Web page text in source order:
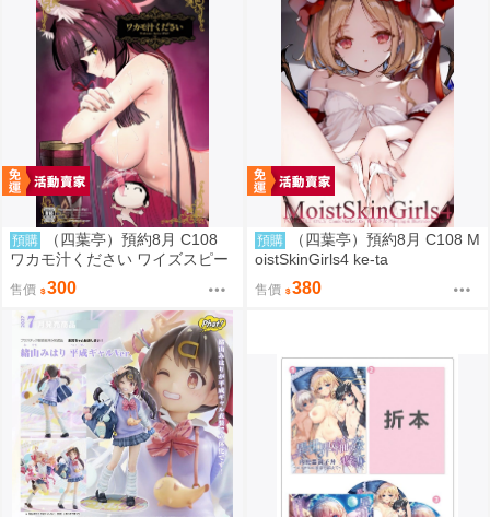
預購
（四葉亭）預約8月 C108
ワカモ汁ください ワイズスピー
售價 300
預購
（四葉亭）預約8月 C108 M
oistSkinGirls4 ke-ta
售價 380